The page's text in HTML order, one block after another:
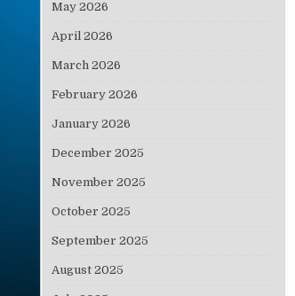
May 2026
April 2026
March 2026
February 2026
January 2026
December 2025
November 2025
October 2025
September 2025
August 2025